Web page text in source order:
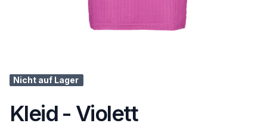
Nicht auf Lager
Kleid - Violett